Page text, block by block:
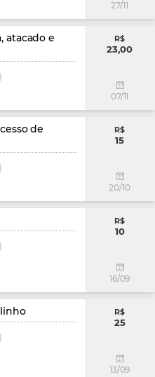
27/11
atacado e
R$
23,00
07/11
de
R$
15
20/10
R$
10
16/09
R$
25
13/09